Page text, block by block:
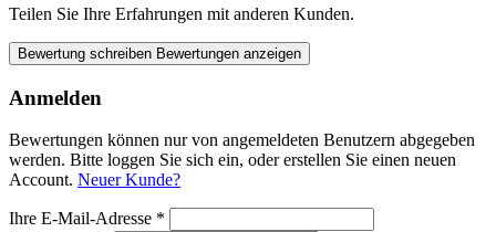
Teilen Sie Ihre Erfahrungen mit anderen Kunden.
Bewertung schreiben Bewertungen anzeigen
Anmelden
Bewertungen können nur von angemeldeten Benutzern abgegeben
werden. Bitte loggen Sie sich ein, oder erstellen Sie einen neuen
Account. Neuer Kunde?
Ihre E-Mail-Adresse *